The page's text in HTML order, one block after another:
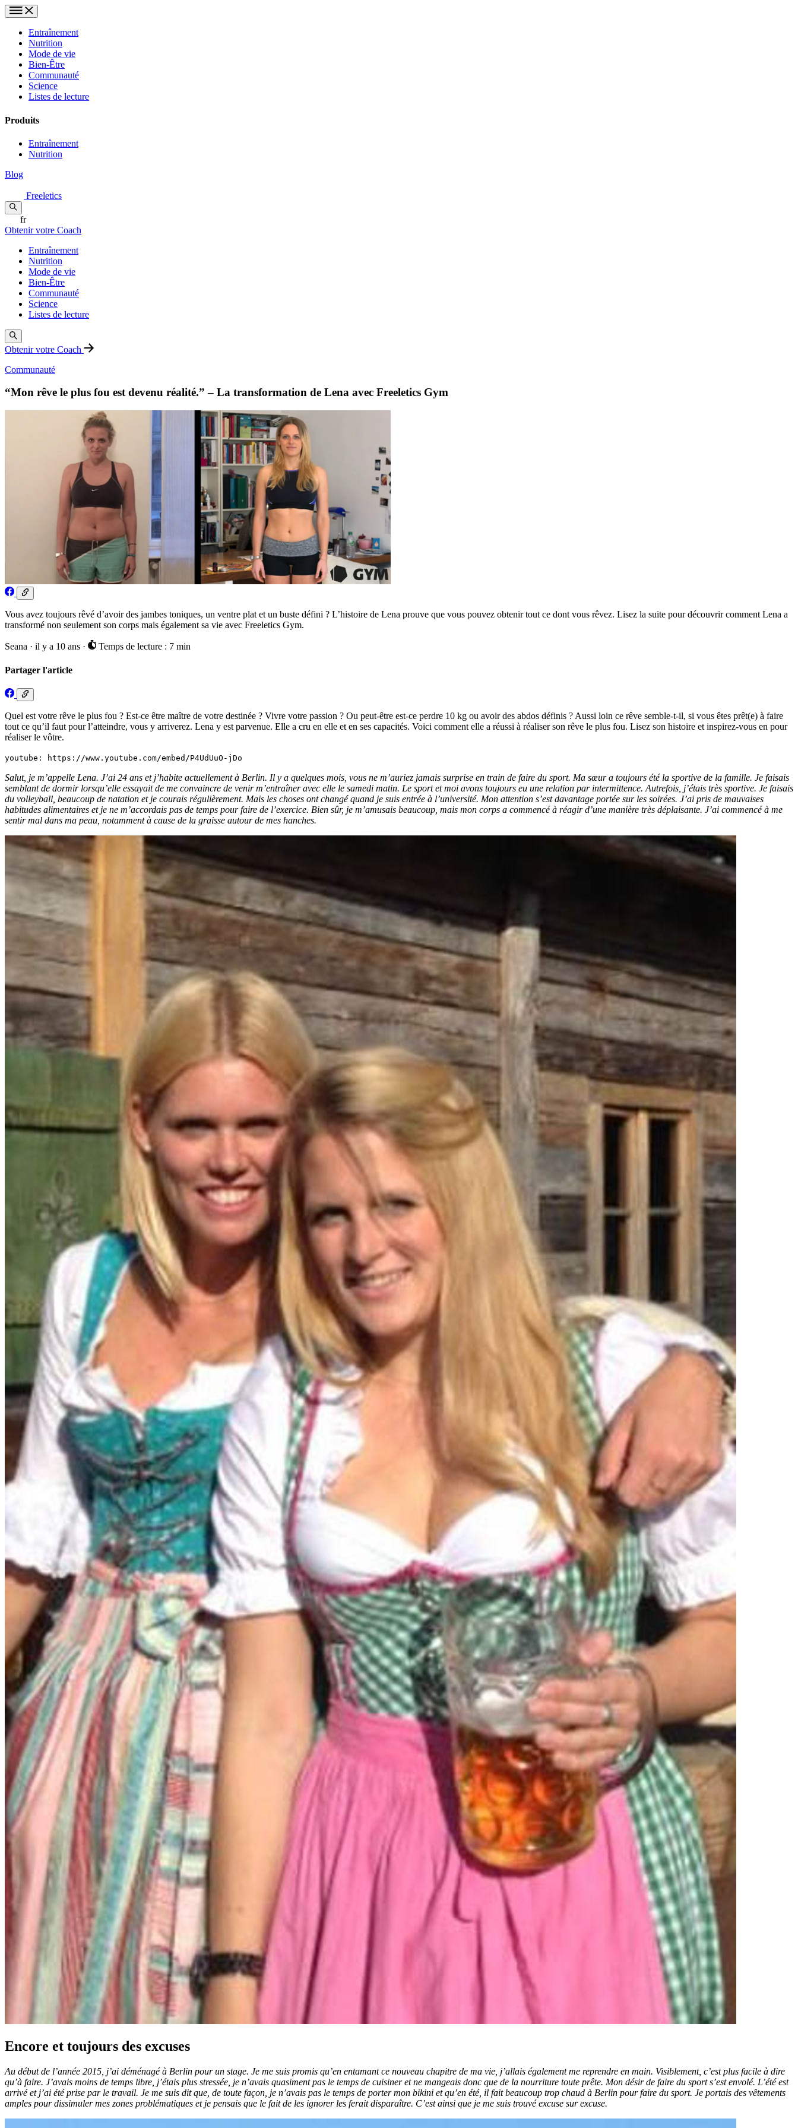
Entraînement
Nutrition
Mode de vie
Bien-Être
Communauté
Science
Listes de lecture
Produits
Entraînement
Nutrition
Blog
Freeletics
fr
Obtenir votre Coach
Entraînement
Nutrition
Mode de vie
Bien-Être
Communauté
Science
Listes de lecture
Obtenir votre Coach
Communauté
“Mon rêve le plus fou est devenu réalité.” – La transformation de Lena avec Freeletics Gym
Vous avez toujours rêvé d’avoir des jambes toniques, un ventre plat et un buste défini ? L’histoire de Lena prouve que vous pouvez obtenir tout ce dont vous rêvez. Lisez la suite pour découvrir comment Lena a
transformé non seulement son corps mais également sa vie avec Freeletics Gym.
Seana · il y a 10 ans · Temps de lecture : 7 min
Partager l'article
Quel est votre rêve le plus fou ? Est-ce être maître de votre destinée ? Vivre votre passion ? Ou peut-être est-ce perdre 10 kg ou avoir des abdos définis ? Aussi loin ce rêve semble-t-il, si vous êtes prêt(e) à faire
tout ce qu’il faut pour l’atteindre, vous y arriverez. Lena y est parvenue. Elle a cru en elle et en ses capacités. Voici comment elle a réussi à réaliser son rêve le plus fou. Lisez son histoire et inspirez-vous en pour
réaliser le vôtre.
youtube: https://www.youtube.com/embed/P4UdUuO-jDo
Salut, je m’appelle Lena. J’ai 24 ans et j’habite actuellement à Berlin. Il y a quelques mois, vous ne m’auriez jamais surprise en train de faire du sport. Ma sœur a toujours été la sportive de la famille. Je faisais
semblant de dormir lorsqu’elle essayait de me convaincre de venir m’entraîner avec elle le samedi matin. Le sport et moi avons toujours eu une relation par intermittence. Autrefois, j’étais très sportive. Je faisais
du volleyball, beaucoup de natation et je courais régulièrement. Mais les choses ont changé quand je suis entrée à l’université. Mon attention s’est davantage portée sur les soirées. J’ai pris de mauvaises
habitudes alimentaires et je ne m’accordais pas de temps pour faire de l’exercice. Bien sûr, je m’amusais beaucoup, mais mon corps a commencé à réagir d’une manière très déplaisante. J’ai commencé à me
sentir mal dans ma peau, notamment à cause de la graisse autour de mes hanches.
Encore et toujours des excuses
Au début de l’année 2015, j’ai déménagé à Berlin pour un stage. Je me suis promis qu’en entamant ce nouveau chapitre de ma vie, j’allais également me reprendre en main. Visiblement, c’est plus facile à dire
qu’à faire. J’avais moins de temps libre, j’étais plus stressée, je n’avais quasiment pas le temps de cuisiner et ne mangeais donc que de la nourriture toute prête. Mon désir de faire du sport s’est envolé. L’été est
arrivé et j’ai été prise par le travail. Je me suis dit que, de toute façon, je n’avais pas le temps de porter mon bikini et qu’en été, il fait beaucoup trop chaud à Berlin pour faire du sport. Je portais des vêtements
amples pour dissimuler mes zones problématiques et je pensais que le fait de les ignorer les ferait disparaître. C’est ainsi que je me suis trouvé excuse sur excuse.